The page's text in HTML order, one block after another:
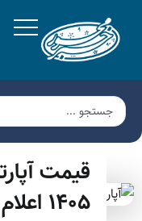
قیمت
۱۴۰۵ اعلام شد + جدول